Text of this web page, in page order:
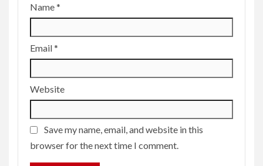
Name*
Email*
Website
Save my name, email, and website in this
browser for the next time I comment.